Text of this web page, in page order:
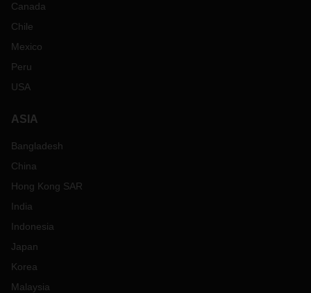
Canada
Chile
Mexico
Peru
USA
ASIA
Bangladesh
China
Hong Kong SAR
India
Indonesia
Japan
Korea
Malaysia